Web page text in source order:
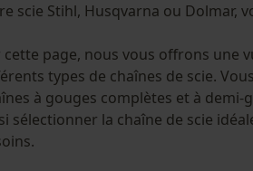
scie Stihl, Husqvarna ou Dolmar,
cette page, nous vous offrons une
types de chaînes de scie.
à gouges complètes et à demi-
sélectionner la chaîne de scie